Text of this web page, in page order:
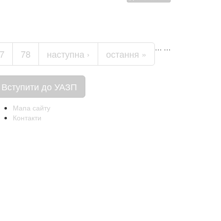
…
78 …
наступна › остання »
Вступити до УАЗП
Мапа сайту
Контакти